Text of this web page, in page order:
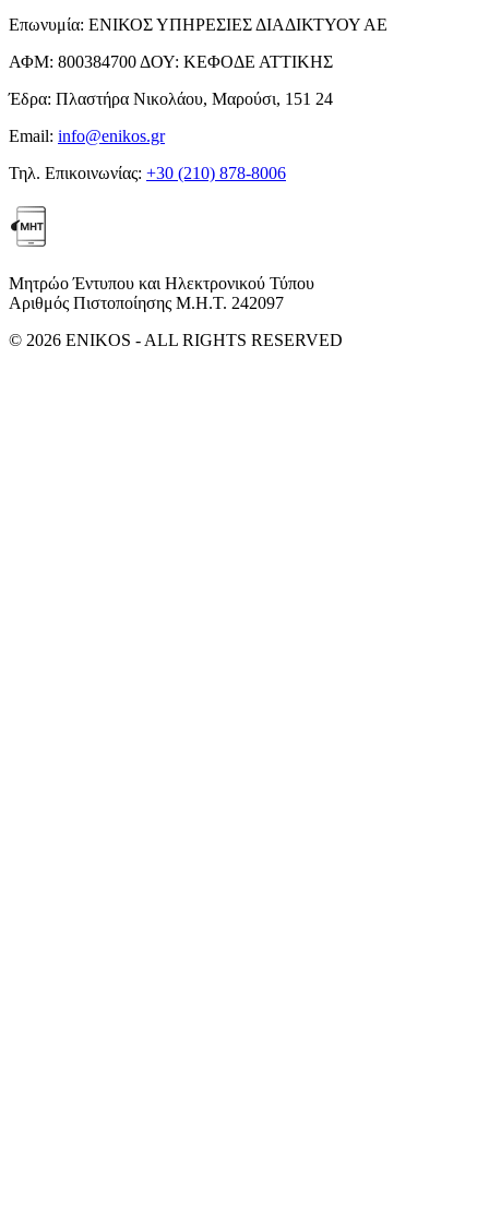
Επωνυμία: ΕΝΙΚΟΣ ΥΠΗΡΕΣΙΕΣ ΔΙΑΔΙΚΤΥΟΥ ΑΕ
ΑΦΜ: 800384700 ΔΟΥ: ΚΕΦΟΔΕ ΑΤΤΙΚΗΣ
Έδρα: Πλαστήρα Νικολάου, Μαρούσι, 151 24
Email: info@enikos.gr
Τηλ. Επικοινωνίας: +30 (210) 878-8006
Μητρώο Έντυπου και Ηλεκτρονικού Τύπου
Αριθμός Πιστοποίησης Μ.Η.Τ. 242097
© 2026 ENIKOS - ALL RIGHTS RESERVED